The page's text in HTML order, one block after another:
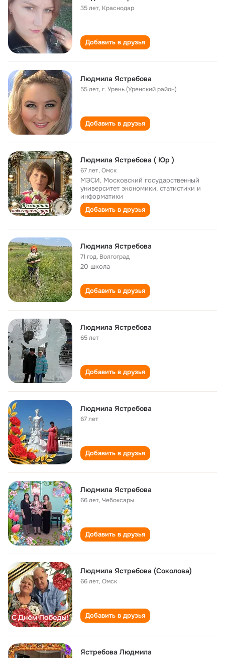
35 лет, Краснодар
Добавить в друзья
Людмила Ястребова
55 лет,г. Урень (Уренский район)
Добавить в друзья
Людмила Ястребова ( Юр )
67 лет,Омск
МЭСИ, Московский государственный
университет экономики, статистики и
информатики
Добавить в друзья
Людмила Ястребова
71 год, Волгоград
20 школа
Добавить в друзья
Людмила Ястребова
65 лет
Добавить в друзья
Людмила Ястребова
67 лет
Добавить в друзья
Людмила Ястребова
66 лет,Чебоксары
Добавить в друзья
Людмила Ястребова (Соколова)
66 лет,Омск
Добавить в друзья
Ястребова Людмила